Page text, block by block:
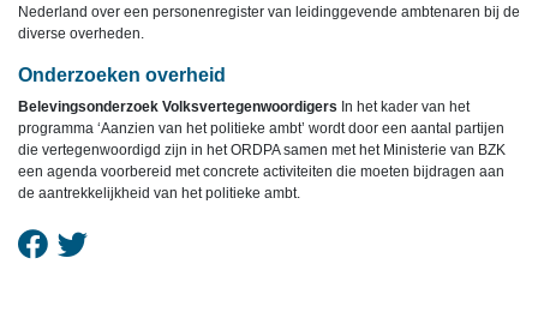
Nederland over een personenregister van leidinggevende ambtenaren bij de
diverse overheden.
Onderzoeken overheid
Belevingsonderzoek Volksvertegenwoordigers In het kader van het
programma ‘Aanzien van het politieke ambt’ wordt door een aantal partijen
die vertegenwoordigd zijn in het ORDPA samen met het Ministerie van BZK
een agenda voorbereid met concrete activiteiten die moeten bijdragen aan
de aantrekkelijkheid van het politieke ambt.